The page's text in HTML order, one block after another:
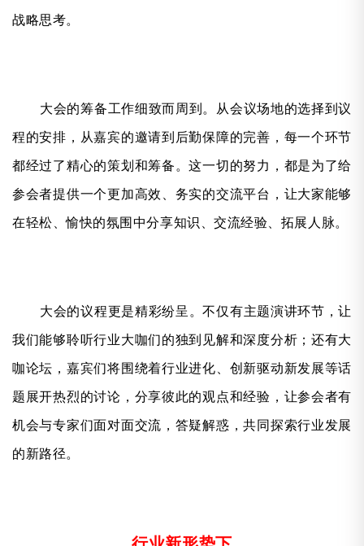
战略思考。
大会的筹备工作细致而周到。从会议场地的选择到议
程的安排，从嘉宾的邀请到后勤保障的完善，每一个环节
都经过了精心的策划和筹备。这一切的努力，都是为了给
参会者提供一个更加高效、务实的交流平台，让大家能够
在轻松、愉快的氛围中分享知识、交流经验、拓展人脉。
大会的议程更是精彩纷呈。不仅有主题演讲环节，让
我们能够聆听行业大咖们的独到见解和深度分析；还有大
咖论坛，嘉宾们将围绕着行业进化、创新驱动新发展等话
题展开热烈的讨论，分享彼此的观点和经验，让参会者有
机会与专家们面对面交流，答疑解惑，共同探索行业发展
的新路径。